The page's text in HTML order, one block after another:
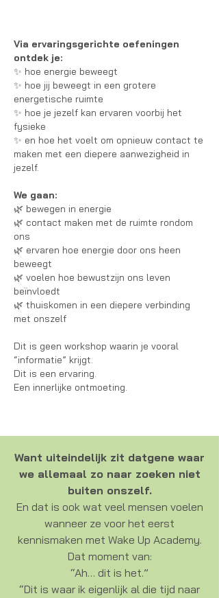
Via ervaringsgerichte oefeningen
ontdek je:
✨ hoe energie beweegt
✨ hoe jij beweegt in een grotere
energetische ruimte
✨ hoe je jezelf kan ervaren voorbij het
fysieke
✨ en hoe het voelt om opnieuw contact te
maken met een diepere aanwezigheid in
jezelf.
We gaan:
🌿 bewegen in energie
🌿 contact maken met de ruimte rondom
ons
🌿 ervaren hoe energie door ons heen
beweegt
🌿 voelen hoe bewustzijn ons leven
beïnvloedt
🌿 thuiskomen in een diepere verbinding
met onszelf
Dit is geen workshop waarin je vooral
“informatie” krijgt.
Dit is een ervaring.
Een innerlijke ontmoeting.
Want uiteindelijk zit datgene waar
we allemaal zo naar zoeken niet
buiten onszelf.
En dat is ook wat veel mensen voelen
wanneer ze voor het eerst
kennismaken met Wake Up Academy.
Dat moment van:
“Ah… dit is het.”
“Dit is waar ik eigenlijk al die tijd naar